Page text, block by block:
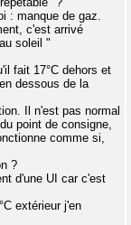
: manque de gaz.
c'est arrivé
soleil "
fait 17°C dehors et
dessous de la
Il n'est pas normal
point de consigne,
comme si,
?
d'une UI car c'est
extérieur j'en